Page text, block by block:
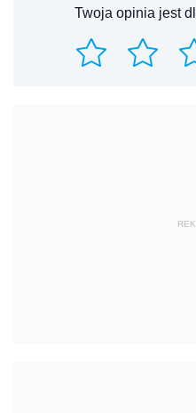
Twoja opinia jest